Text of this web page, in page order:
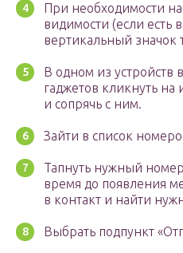
При необходимости
видимости (если есть
вертикальный значок
В одном из устройств
гаджетов кликнуть на
и сопрячь с ним.
Зайти в список
Тапнуть нужный
время до появления
в контакт и найти
Выбрать подпункт